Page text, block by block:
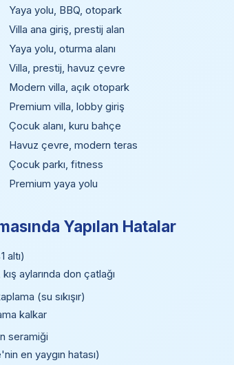
Yaya yolu, BBQ, otopark
Villa ana giriş, prestij alan
Yaya yolu, oturma alanı
Villa, prestij, havuz çevre
Modern villa, açık otopark
Premium villa, lobby giriş
Çocuk alanı, kuru bahçe
Havuz çevre, modern teras
Çocuk parkı, fitness
Premium yaya yolu
Yapılan Hatalar
altı)
aylarında don çatlağı
(su sıkışır)
kalkar
seramiği
en yaygın hatası)